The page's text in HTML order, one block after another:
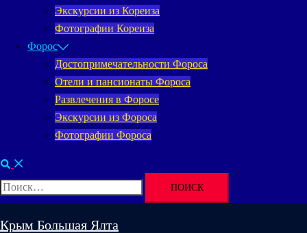
Экскурсии из Кореиза
Фотографии Кореиза
Форос
Достопримечательности Фороса
Отели и пансионаты Фороса
Развлечения в Форосе
Экскурсии из Фороса
Фотографии Фороса
Поиск
Найти:
Крым Большая Ялта